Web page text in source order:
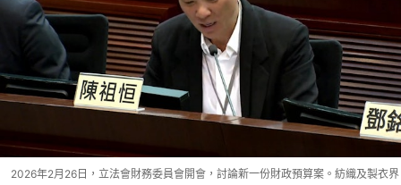
2026年2月26日，立法會財務委員會開會，討論新一份財政預算案。紡織及製衣界